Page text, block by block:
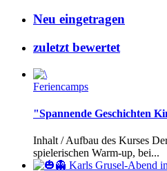
Neu eingetragen
zuletzt bewertet
Feriencamps
"Spannende Geschichten
Inhalt / Aufbau des Kurses
spielerischen Warm-up, bei...